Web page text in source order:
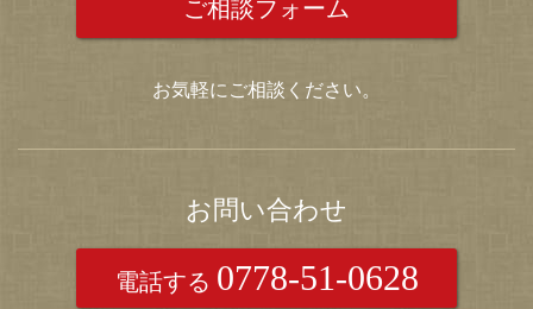
ご相談フォーム
お気軽にご相談ください。
お問い合わせ
電話する 0778-51-0628